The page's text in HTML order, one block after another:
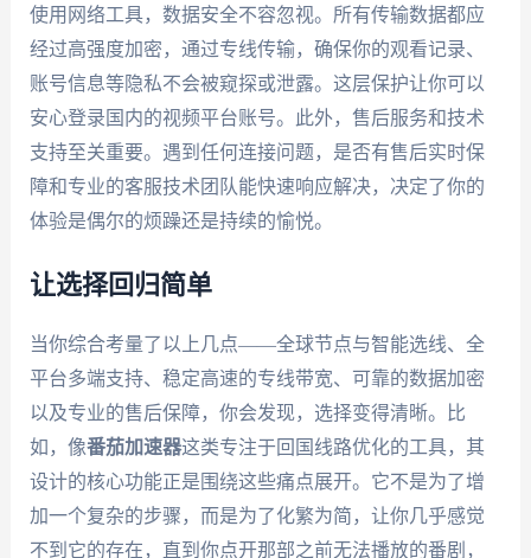
使用网络工具，数据安全不容忽视。所有传输数据都应
经过高强度加密，通过专线传输，确保你的观看记录、
账号信息等隐私不会被窥探或泄露。这层保护让你可以
安心登录国内的视频平台账号。此外，售后服务和技术
支持至关重要。遇到任何连接问题，是否有售后实时保
障和专业的客服技术团队能快速响应解决，决定了你的
体验是偶尔的烦躁还是持续的愉悦。
让选择回归简单
当你综合考量了以上几点——全球节点与智能选线、全
平台多端支持、稳定高速的专线带宽、可靠的数据加密
以及专业的售后保障，你会发现，选择变得清晰。比
如，像番茄加速器这类专注于回国线路优化的工具，其
设计的核心功能正是围绕这些痛点展开。它不是为了增
加一个复杂的步骤，而是为了化繁为简，让你几乎感觉
不到它的存在，直到你点开那部之前无法播放的番剧，